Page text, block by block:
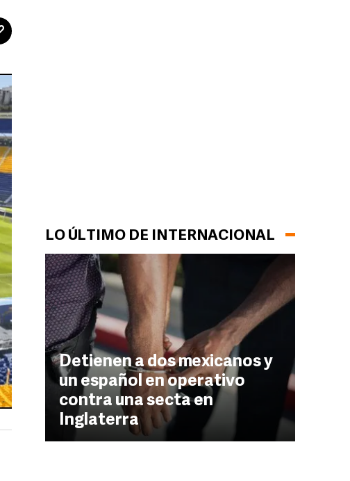
LO ÚLTIMO DE INTERNACIONAL
Detienen a dos mexicanos y
un español en operativo
contra una secta en
Inglaterra